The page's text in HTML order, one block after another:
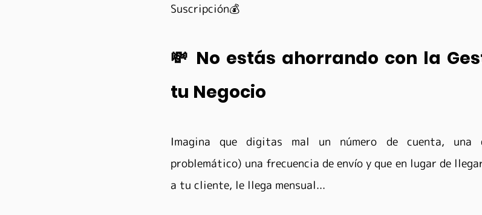
Suscripción💰
💸 No estás ahorrando con la
tu Negocio
Imagina que digitas mal un número de cuenta, una
problemático) una frecuencia de envío y que en lugar de
a tu cliente, le llega mensual...